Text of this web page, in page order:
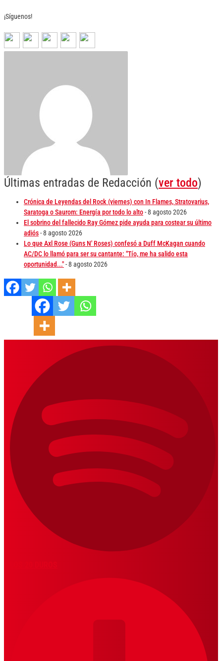
¡Síguenos!
Últimas entradas de Redacción (ver todo)
Crónica de Leyendas del Rock (viernes) con In Flames, Stratovarius,
Saratoga o Saurom: Energía por todo lo alto- 8 agosto 2026
El sobrino del fallecido Ray Gómez pide ayuda para costear su último
adiós- 8 agosto 2026
Lo que Axl Rose (Guns N' Roses) confesó a Duff McKagan cuando
AC/DC lo llamó para ser su cantante: "Tío, me ha salido esta
oportunidad..."- 8 agosto 2026